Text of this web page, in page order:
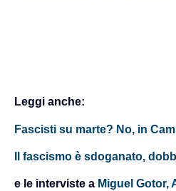
Leggi anche:
Fascisti su marte? No, in
Il fascismo è sdoganato,
e le interviste a Miguel Gotor,